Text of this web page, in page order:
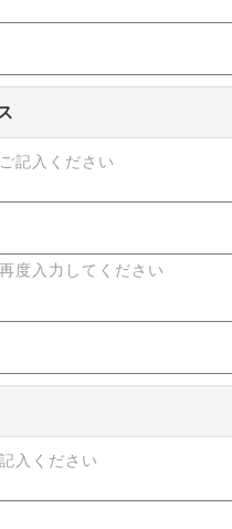
記入ください
度入力してください
入ください